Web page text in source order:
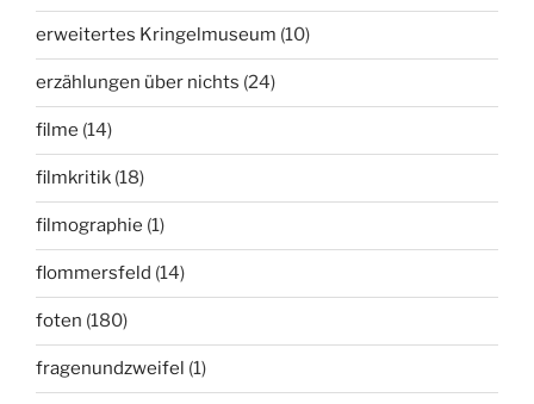
erweitertes Kringelmuseum (10)
erzählungen über nichts (24)
filme (14)
filmkritik (18)
filmographie (1)
flommersfeld (14)
foten (180)
fragenundzweifel (1)